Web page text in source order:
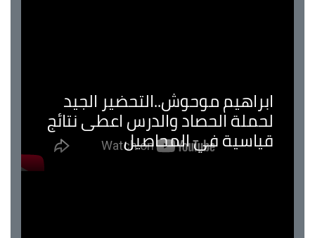
ابراهيم موحوش..التحضير الجيد
لحملة الحصاد والدرس اعطى نتائج
قياسية في المحاصيل